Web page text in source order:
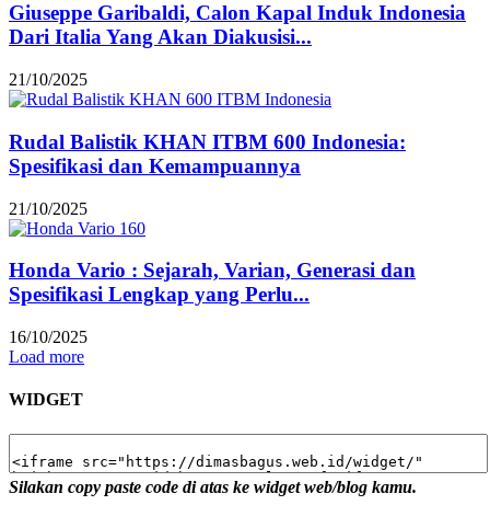
Giuseppe Garibaldi, Calon Kapal Induk Indonesia
Dari Italia Yang Akan Diakusisi...
21/10/2025
Rudal Balistik KHAN ITBM 600 Indonesia:
Spesifikasi dan Kemampuannya
21/10/2025
Honda Vario : Sejarah, Varian, Generasi dan
Spesifikasi Lengkap yang Perlu...
16/10/2025
Load more
WIDGET
Silakan copy paste code di atas ke widget web/blog kamu.